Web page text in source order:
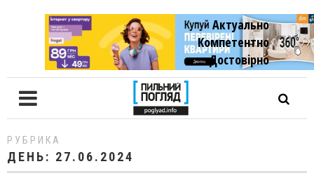
Актуально
Компетентно
Достовiрно
РУБРИКА
ДЕНЬ: 27.06.2024